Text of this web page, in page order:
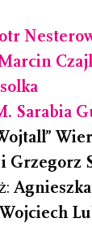
Sarabia
Grzegorz